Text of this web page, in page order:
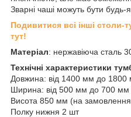
Зварні чаші можуть бути будь-
Подивитися всі інші столи-
тут!
Матеріал: нержавіюча сталь
Технічні характеристики
Довжина: від 1400 мм до 1800
Ширина: від 500 мм до 700 мм
Висота 850 мм (на
Полку нижня 2 шт